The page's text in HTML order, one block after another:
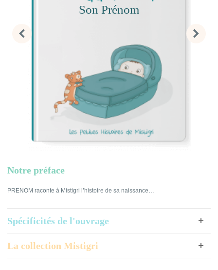
Son Prénom
Notre préface
PRENOM raconte à Mistigri l’histoire de sa naissance…
Spécificités de l'ouvrage
La collection Mistigri